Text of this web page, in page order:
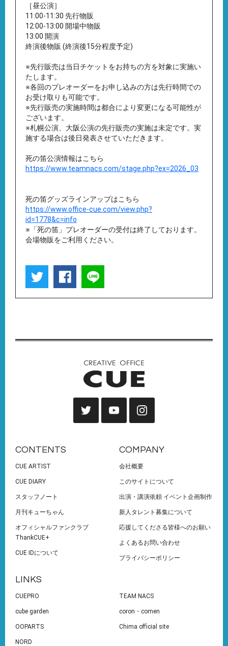
［昼公演］
11:00-11:30 先行物販
12:00-13:00 開場中物販
13:00 開演
終演後物販 (終演後15分程度予定)
※先行販売は当日チケットをお持ちの方を対象に実施い
たします。
※各回のプレオーダーをお申し込みの方は先行時間での
お受け取りも可能です。
※先行販売の実施時間は都合により変更になる可能性が
ございます。
※札幌公演、大阪公演の先行販売の実施は未定です。実
施する場合は後日発表させていただきます。
死の笛公演情報はこちら
https://www.teamnacs.com/stage.php?ex=2026_03
死の笛グッズラインアップはこちら
https://www.office-cue.com/view.php?
id=1778&c=info
※「死の笛」プレオーダーの受付は終了しております。
会場物販をご利用ください。
CONTENTS
CUE ARTIST
CUE DIARY
スタッフノート
月刊キューちゃん
オフィシャルファンクラブ
ThankCUE+
CUE IDについて
COMPANY
会社概要
このサイトについて
出演・講演依頼 イベント企画制作
新人タレント募集について
応援してくださる皆様へのお願い
よくあるお問い合わせ
プライバシーポリシー
LINKS
CUEPRO TEAM NACS
cube garden coron・comen
OOPARTS Chima official site
NORD